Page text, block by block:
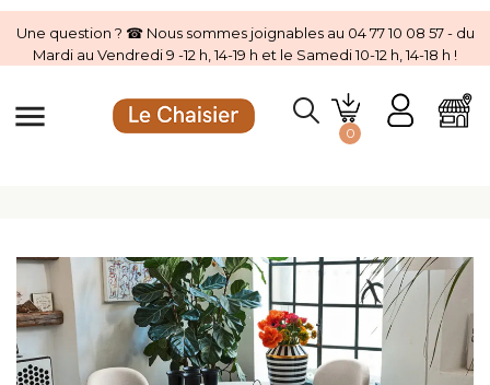
Une question ? ☎ Nous sommes joignables au 04 77 10 08 57 - du
Mardi au Vendredi 9 -12 h, 14-19 h et le Samedi 10-12 h, 14-18 h !
menu 0